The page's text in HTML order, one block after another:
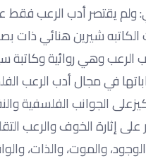
ولم يقتصر أدب الرعب فقط
الكاتبه شيرين هنائي ذات
وهي روائية وكاتبة
في مجال أدب الرعب
الجوانب الفلسفية
على إثارة الخوف والرعب
والموت، والذات،